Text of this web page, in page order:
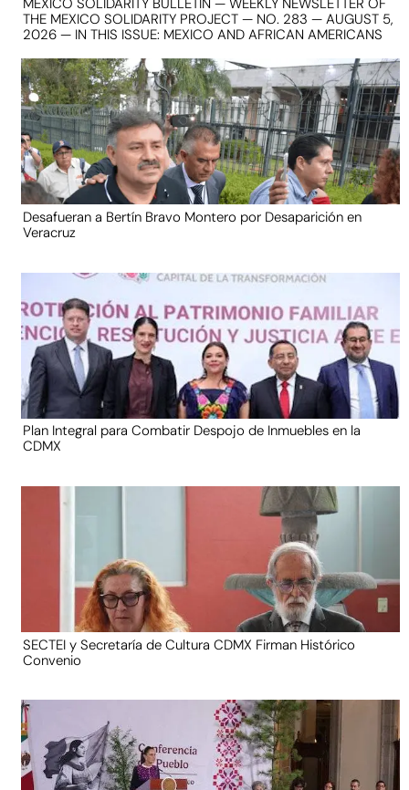
THE MEXICO SOLIDARITY PROJECT — NO. 283 — AUGUST 5,
2026 — IN THIS ISSUE: MEXICO AND AFRICAN AMERICANS
Desafueran a Bertín Bravo Montero por Desaparición en
Veracruz
Plan Integral para Combatir Despojo de Inmuebles en la
CDMX
SECTEI y Secretaría de Cultura CDMX Firman Histórico
Convenio